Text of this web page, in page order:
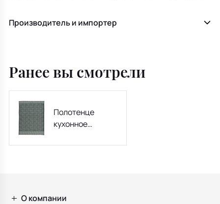
Производитель и импортер
Ранее вы смотрели
Полотенце
кухонное
см, цвет графит
О компании